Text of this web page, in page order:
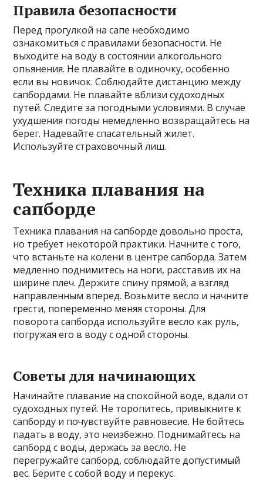
Правила безопасности
Перед прогулкой на сапе необходимо
ознакомиться с правилами безопасности. Не
выходите на воду в состоянии алкогольного
опьянения. Не плавайте в одиночку, особенно
если вы новичок. Соблюдайте дистанцию между
сапбордами. Не плавайте вблизи судоходных
путей. Следите за погодными условиями. В случае
ухудшения погоды немедленно возвращайтесь на
берег. Надевайте спасательный жилет.
Используйте страховочный лиш.
Техника плавания на
сапборде
Техника плавания на сапборде довольно проста,
но требует некоторой практики. Начните с того,
что встаньте на колени в центре сапборда. Затем
медленно поднимитесь на ноги, расставив их на
ширине плеч. Держите спину прямой, а взгляд
направленным вперед. Возьмите весло и начните
грести, попеременно меняя стороны. Для
поворота сапборда используйте весло как руль,
погружая его в воду с одной стороны.
Советы для начинающих
Начинайте плавание на спокойной воде, вдали от
судоходных путей. Не торопитесь, привыкните к
сапборду и почувствуйте равновесие. Не бойтесь
падать в воду, это неизбежно. Поднимайтесь на
сапборд с воды, держась за весло. Не
перегружайте сапборд, соблюдайте допустимый
вес. Берите с собой воду и перекус.